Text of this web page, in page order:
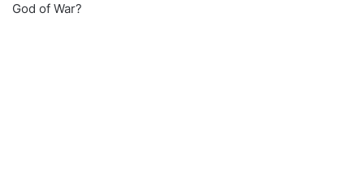
God of War?